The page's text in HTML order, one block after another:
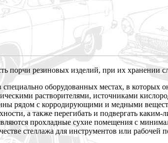
порчи резиновых изделий, при их хранении
оборудованных местах, в которых
растворителями, источниками
рядом с корродирующими и медными
а также перегибать и подвергать каким-
прохладные сухие помещения с
стеллажа для инструментов или рабочей